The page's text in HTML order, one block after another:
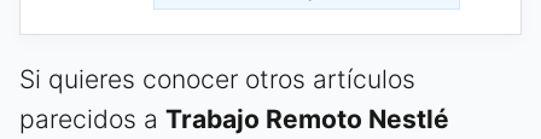
Si quieres conocer otros artículos
parecidos a Trabajo Remoto Nestlé